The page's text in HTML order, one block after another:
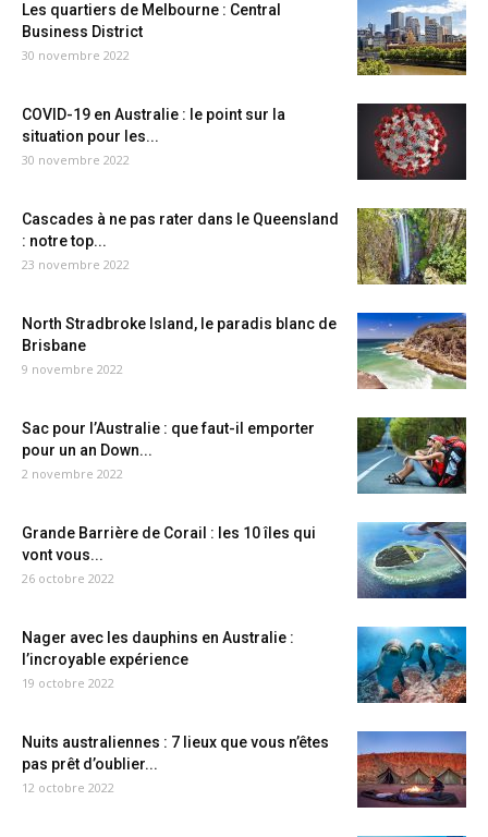
Les quartiers de Melbourne : Central
Business District
30 novembre 2022
COVID-19 en Australie : le point sur la
situation pour les...
30 novembre 2022
Cascades à ne pas rater dans le Queensland
: notre top...
23 novembre 2022
North Stradbroke Island, le paradis blanc de
Brisbane
9 novembre 2022
Sac pour l’Australie : que faut-il emporter
pour un an Down...
2 novembre 2022
Grande Barrière de Corail : les 10 îles qui
vont vous...
26 octobre 2022
Nager avec les dauphins en Australie :
l’incroyable expérience
19 octobre 2022
Nuits australiennes : 7 lieux que vous n’êtes
pas prêt d’oublier...
12 octobre 2022